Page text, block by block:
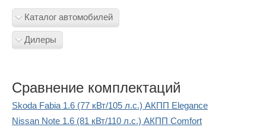
Каталог автомобилей
Дилеры
Сравнение комплектаций
Skoda Fabia 1.6 (77 кВт/105 л.с.) АКПП Elegance
Nissan Note 1.6 (81 кВт/110 л.с.) АКПП Comfort